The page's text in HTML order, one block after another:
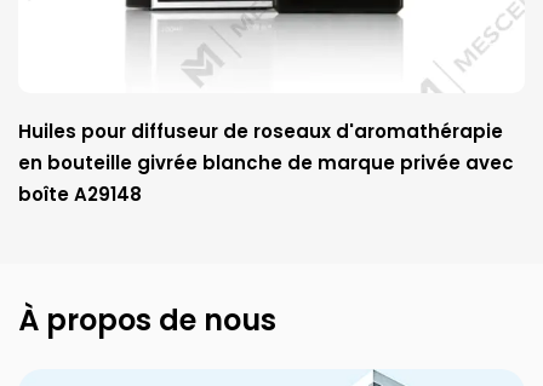
Huiles pour diffuseur de roseaux d'aromathérapie
en bouteille givrée blanche de marque privée avec
boîte A29148
À propos de nous